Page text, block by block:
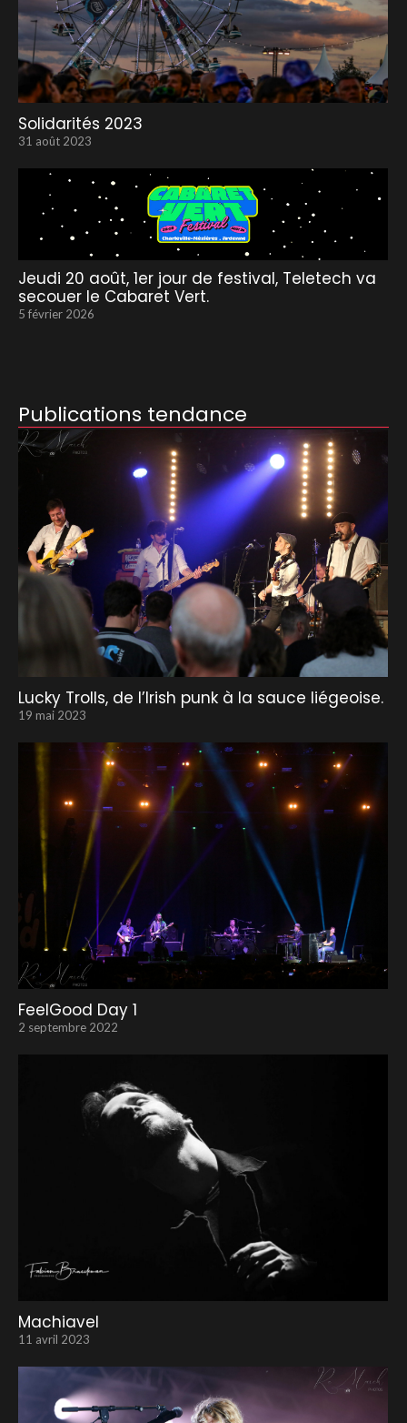
Solidarités 2023
31 août 2023
Jeudi 20 août, 1er jour de festival, Teletech va
secouer le Cabaret Vert.
5 février 2026
Publications tendance
Lucky Trolls, de l’Irish punk à la sauce liégeoise.
19 mai 2023
FeelGood Day 1
2 septembre 2022
Machiavel
11 avril 2023